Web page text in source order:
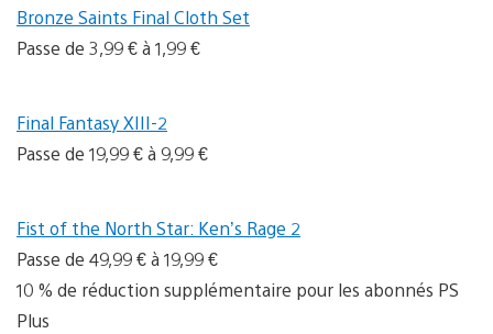
Bronze Saints Final Cloth Set
Passe de 3,99 € à 1,99 €
Final Fantasy XIII-2
Passe de 19,99 € à 9,99 €
Fist of the North Star: Ken’s Rage 2
Passe de 49,99 € à 19,99 €
10 % de réduction supplémentaire pour les abonnés PS
Plus